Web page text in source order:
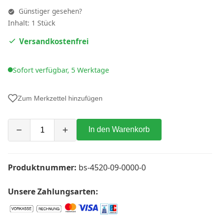
Günstiger gesehen?
Inhalt: 1 Stück
Versandkostenfrei
Sofort verfügbar, 5 Werktage
Zum Merkzettel hinzufügen
− + In den Warenkorb
Produktnummer: bs-4520-09-0000-0
Unsere Zahlungsarten: